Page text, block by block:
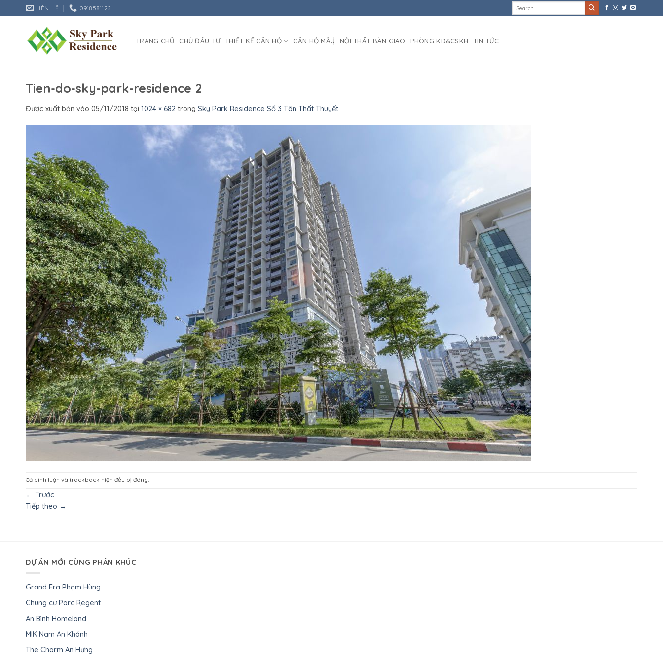
qua
LIÊN HỆ 0918581122
TRANG CHỦ CHỦ ĐẦU TƯ THIẾT KẾ CĂN HỘ CĂN HỘ MẪU NỘI THẤT BÀN GIAO PHÒNG KD&CSKH TIN TỨC
Tien-do-sky-park-residence 2
Được xuất bản vào 05/11/2018 tại 1024 × 682 trong Sky Park Residence Số 3 Tôn Thất Thuyết
Cả bình luận và trackback hiện đều bị đóng.
← Trước
Tiếp theo →
DỰ ÁN MỚI CÙNG PHÂN KHÚC
Grand Era Phạm Hùng
Chung cư Parc Regent
An Bình Homeland
MIK Nam An Khánh
The Charm An Hưng